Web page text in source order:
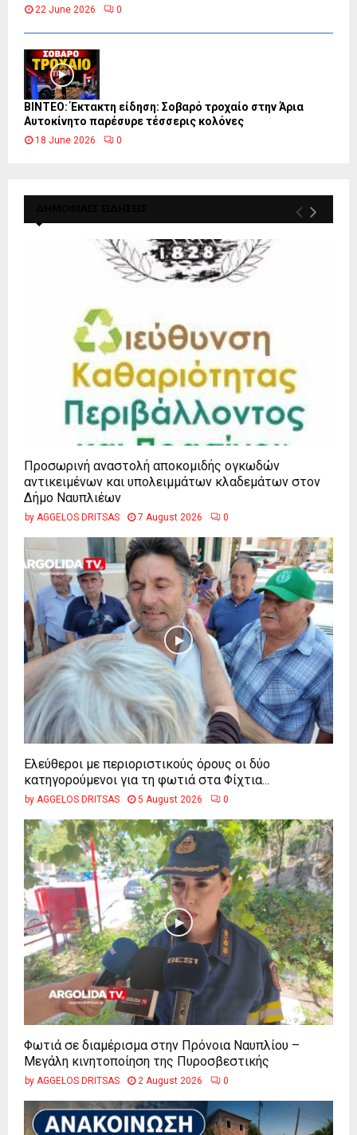
22 June 2026 0
ΒΙΝΤΕΟ: Έκτακτη είδηση: Σοβαρό τροχαίο στην Άρια
Αυτοκίνητο παρέσυρε τέσσερις κολόνες
18 June 2026 0
Προσωρινή αναστολή αποκομιδής ογκωδών
αντικειμένων και υπολειμμάτων κλαδεμάτων στον
Δήμο Ναυπλιέων
by AGGELOS DRITSAS 7 August 2026 0
Ελεύθεροι με περιοριστικούς όρους οι δύο
κατηγορούμενοι για τη φωτιά στα Φίχτια...
by AGGELOS DRITSAS 5 August 2026 0
Φωτιά σε διαμέρισμα στην Πρόνοια Ναυπλίου –
Μεγάλη κινητοποίηση της Πυροσβεστικής
by AGGELOS DRITSAS 2 August 2026 0